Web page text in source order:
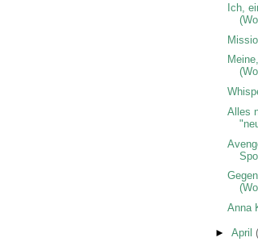
Ich,
Alles
Anna
► April